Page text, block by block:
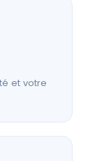
et votre